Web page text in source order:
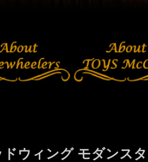
ドウィング モダンス